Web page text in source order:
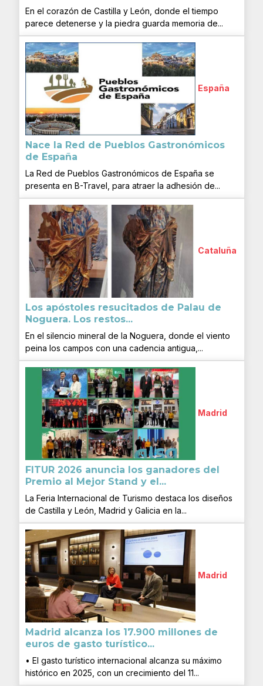
En el corazón de Castilla y León, donde el tiempo
parece detenerse y la piedra guarda memoria de...
España
Nace la Red de Pueblos Gastronómicos
de España
La Red de Pueblos Gastronómicos de España se
presenta en B-Travel, para atraer la adhesión de...
Cataluña
Los apóstoles resucitados de Palau de
Noguera. Los restos...
En el silencio mineral de la Noguera, donde el viento
peina los campos con una cadencia antigua,...
Madrid
FITUR 2026 anuncia los ganadores del
Premio al Mejor Stand y el...
La Feria Internacional de Turismo destaca los diseños
de Castilla y León, Madrid y Galicia en la...
Madrid
Madrid alcanza los 17.900 millones de
euros de gasto turístico...
• El gasto turístico internacional alcanza su máximo
histórico en 2025, con un crecimiento del 11...